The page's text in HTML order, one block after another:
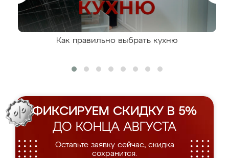
Как правильно выбрать кухню
ФИКСИРУЕМ СКИДКУ В 5%
ДО КОНЦА АВГУСТА
Оставьте заявку сейчас, скидка
сохранится.